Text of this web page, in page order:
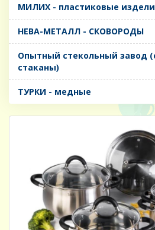
МИЛИХ - пластиковые
НЕВА-МЕТАЛЛ - СКОВОРОДЫ
Опытный стекольный завод
стаканы)
ТУРКИ - медные